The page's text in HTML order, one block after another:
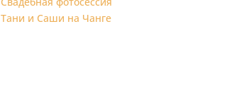
Тани и Саши на Чанге